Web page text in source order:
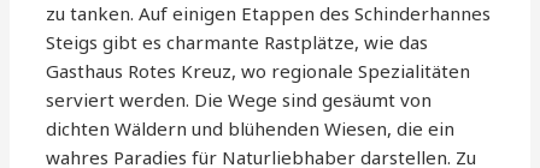
zu tanken. Auf einigen Etappen des Schinderhannes
Steigs gibt es charmante Rastplätze, wie das
Gasthaus Rotes Kreuz, wo regionale Spezialitäten
serviert werden. Die Wege sind gesäumt von
dichten Wäldern und blühenden Wiesen, die ein
wahres Paradies für Naturliebhaber darstellen. Zu